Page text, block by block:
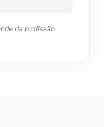
da profissão